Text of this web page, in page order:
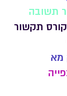
תשובה
קורס תקשור
מא